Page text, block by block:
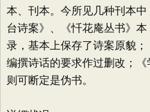
本、刊本。今所见几种刊本
台诗案》、《忏花庵丛书》
录，基本上保存了诗案原貌
编撰诗话的要求作过删改；《
则可断定是伪书。